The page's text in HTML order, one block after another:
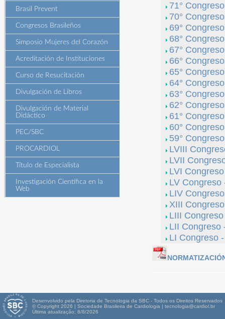
Brasil Prevent
Congresos Brasileños
Simposio Mujeres del Corazón
Acreditación de Instituciones
Curso de Resucitación
Divulgación de Libros
Divulgación de Material
Didáctico
PEC/SBC
PROCARDIOL
Título de Especialista
Investigación Científica en la
Web
71°
70°
69°
68°
67°
66°
65°
64°
63°
62°
61°
60°
59°
LVIII
LVII
LVI
LV
LIV
XIII
LIII
LII Congreso
LI Congreso
Desenvolvido pela Diretoria de Tecnologia da SBC - Todos os Direitos Reservados
© Copyright 2026 | Sociedade Brasileira de Cardiologia | tecnologia@cardiol.br
Última atualização: 8/8/2026